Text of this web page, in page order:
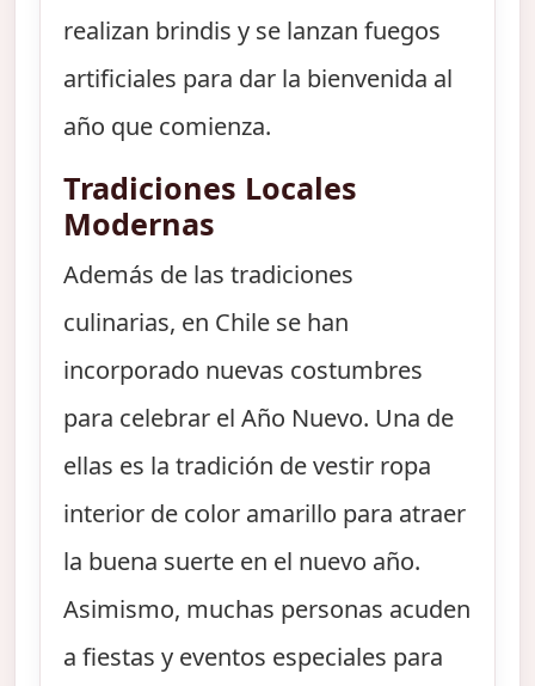
realizan brindis y se lanzan fuegos
artificiales para dar la bienvenida al
año que comienza.
Tradiciones Locales
Modernas
Además de las tradiciones
culinarias, en Chile se han
incorporado nuevas costumbres
para celebrar el Año Nuevo. Una de
ellas es la tradición de vestir ropa
interior de color amarillo para atraer
la buena suerte en el nuevo año.
Asimismo, muchas personas acuden
a fiestas y eventos especiales para